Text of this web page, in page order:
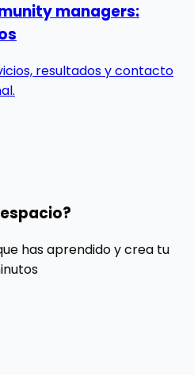
managers:
resultados y contacto
has aprendido y crea tu